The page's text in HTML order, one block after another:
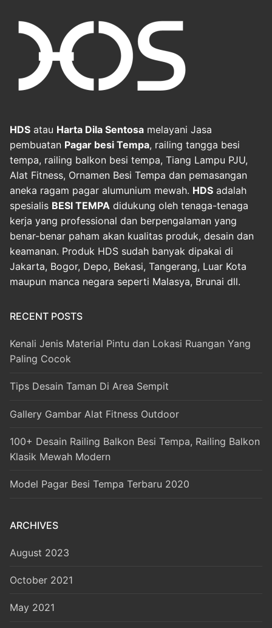
HDS atau Harta Dila Sentosa melayani Jasa
pembuatan Pagar besi Tempa, railing tangga besi
tempa, railing balkon besi tempa, Tiang Lampu PJU,
Alat Fitness, Ornamen Besi Tempa dan pemasangan
aneka ragam pagar alumunium mewah. HDS adalah
spesialis BESI TEMPA didukung oleh tenaga-tenaga
kerja yang professional dan berpengalaman yang
benar-benar paham akan kualitas produk, desain dan
keamanan. Produk HDS sudah banyak dipakai di
Jakarta, Bogor, Depo, Bekasi, Tangerang, Luar Kota
maupun manca negara seperti Malasya, Brunai dll.
RECENT POSTS
Kenali Jenis Material Pintu dan Lokasi Ruangan Yang
Paling Cocok
Tips Desain Taman Di Area Sempit
Gallery Gambar Alat Fitness Outdoor
100+ Desain Railing Balkon Besi Tempa, Railing Balkon
Klasik Mewah Modern
Model Pagar Besi Tempa Terbaru 2020
ARCHIVES
August 2023
October 2021
May 2021